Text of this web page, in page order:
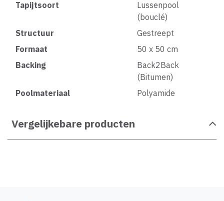
Tapijtsoort
Lussenpool
(bouclé)
Structuur
Gestreept
Formaat
50 x 50 cm
Backing
Back2Back
(Bitumen)
Poolmateriaal
Polyamide
Vergelijkebare producten